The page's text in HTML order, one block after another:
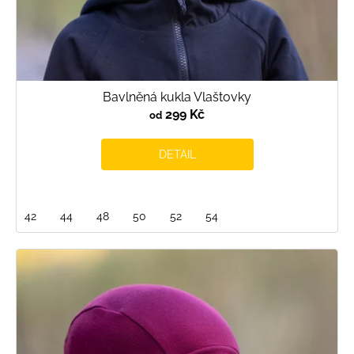
Bavlněná kukla Vlaštovky
od 299 Kč
DETAIL
42 44 48 50 52 54